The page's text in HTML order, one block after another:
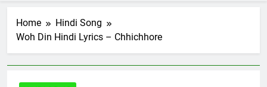
Home
Hindi Song
Woh Din Hindi Lyrics – Chhichhore